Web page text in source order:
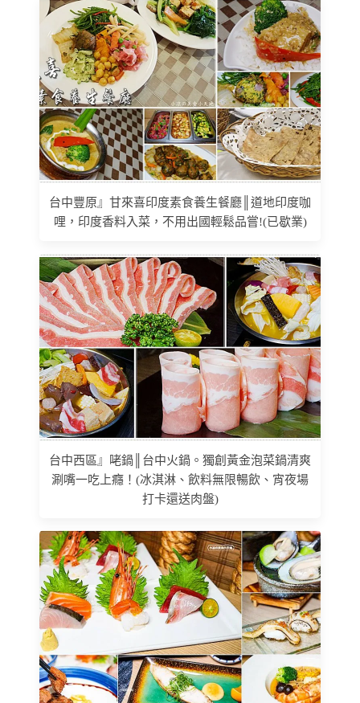
台中豐原』甘來喜印度素食養生餐廳║道地印度咖
哩，印度香料入菜，不用出國輕鬆品嘗!(已歇業)
台中西區』咾鍋║台中火鍋。獨創黃金泡菜鍋清爽
涮嘴一吃上癮！(冰淇淋、飲料無限暢飲、宵夜場
打卡還送肉盤)